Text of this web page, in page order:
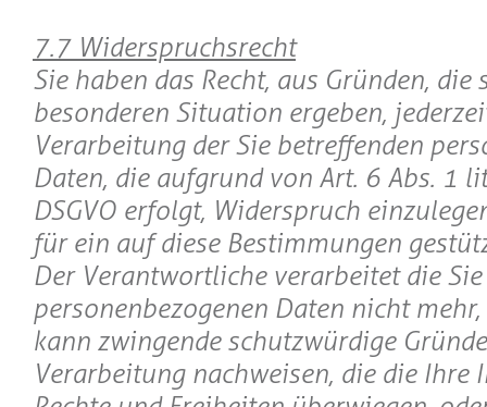
7.7 Widerspruchsrecht
Sie haben das Recht, aus Gründen, die
besonderen Situation ergeben,
Verarbeitung der Sie betreffenden
Daten, die aufgrund von Art. 6 Abs. 1
DSGVO erfolgt, Widerspruch
für ein auf diese Bestimmungen
Der Verantwortliche verarbeitet die
personenbezogenen Daten nicht mehr,
kann zwingende schutzwürdige
Verarbeitung nachweisen, die die Ihre